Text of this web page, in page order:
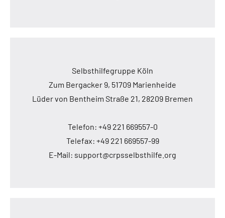
Selbsthilfegruppe Köln
Zum Bergacker 9, 51709 Marienheide
Lüder von Bentheim Straße 21, 28209 Bremen
Telefon: +49 221 669557-0
Telefax: +49 221 669557-99
E-Mail: support@crpsselbsthilfe.org